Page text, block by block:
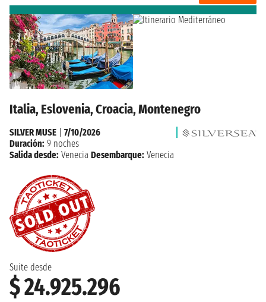
Italia, Eslovenia, Croacia, Montenegro
Suite desde
$ 24.925.296
SILVER MUSE
7/10/2026
Duración: 9 noches
Salida desde: Venecia Desembarque: Venecia